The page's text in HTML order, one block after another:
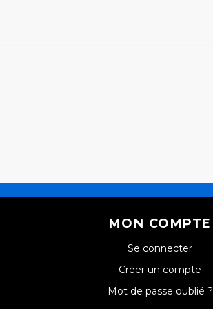
MON COMPTE
Se connecter
Créer un compte
Mot de passe oublié ?